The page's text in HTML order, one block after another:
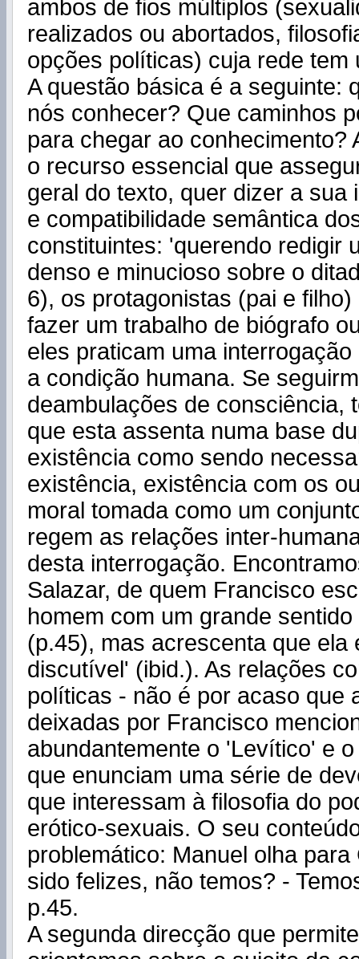
ambos de fios múltiplos
realizados ou abortados,
opções políticas) cuja rede tem
A questão básica é a seguinte:
nós conhecer? Que caminhos
para chegar ao conhecimento?
o recurso essencial que
geral do texto, quer dizer a sua
e compatibilidade semântica
constituintes: 'querendo redigir
denso e minucioso sobre o
6), os protagonistas (pai e
fazer um trabalho de biógrafo
eles praticam uma
a condição humana. Se
deambulações de consciência,
que esta assenta numa base
existência como sendo
existência, existência com os
moral tomada como um
regem as relações inter-
desta interrogação.
Salazar, de quem Francisco
homem com um grande
(p.45), mas acrescenta que ela
discutível' (ibid.). As relações
políticas - não é por acaso que
deixadas por Francisco
abundantemente o 'Levítico' e
que enunciam uma série de
que interessam à filosofia do
erótico-sexuais. O seu
problemático: Manuel olha para
sido felizes, não temos? -
p.45.
A segunda direcção que